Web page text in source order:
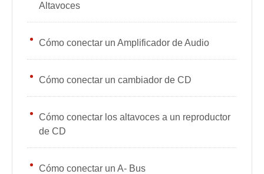
Altavoces
Cómo conectar un Amplificador de Audio
Cómo conectar un cambiador de CD
Cómo conectar los altavoces a un reproductor
de CD
Cómo conectar un A- Bus